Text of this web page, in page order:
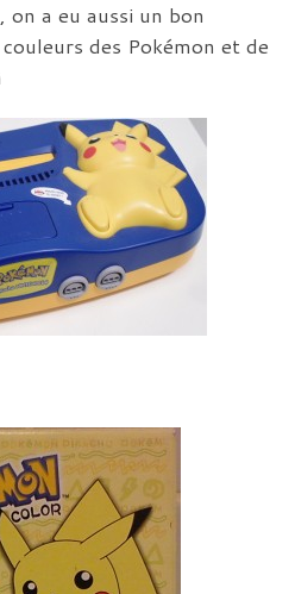
a eu aussi un bon
des Pokémon et de